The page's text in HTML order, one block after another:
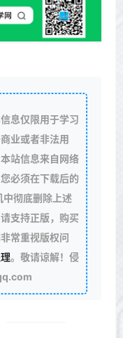
息仅限用于学习
业或者非法用
站信息来自网络
必须在下载后的
彻底删除上述
支持正版，购买
常重视版权问
。敬请谅解！侵